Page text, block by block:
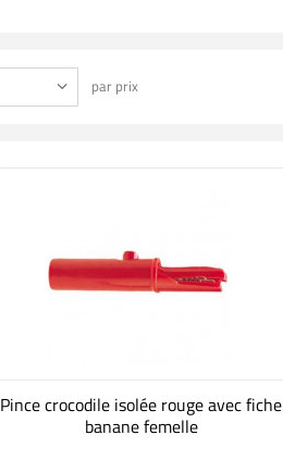
par prix
Pince crocodile isolée rouge avec fiche
banane femelle